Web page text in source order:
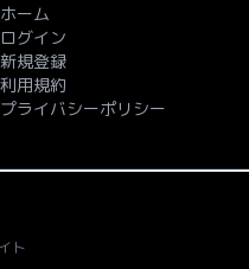
ホーム
ログイン
新規登録
利用規約
プライバシーポリシー
ト